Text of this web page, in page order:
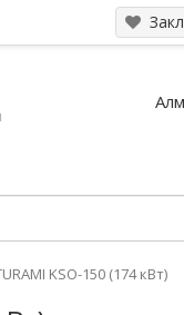
KSO-150 (174 кВт)